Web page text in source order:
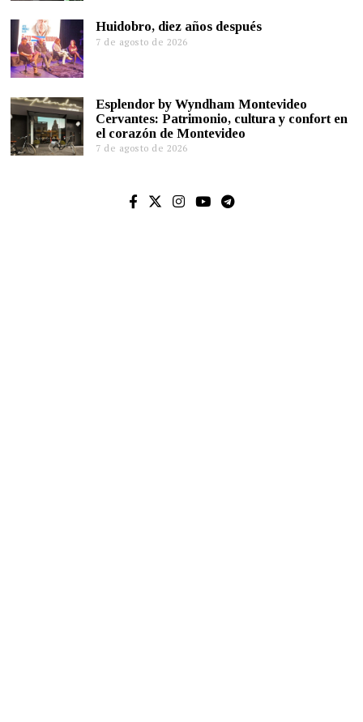
Huidobro, diez años después
7 de agosto de 2026
Esplendor by Wyndham Montevideo
Cervantes: Patrimonio, cultura y confort en
el corazón de Montevideo
7 de agosto de 2026